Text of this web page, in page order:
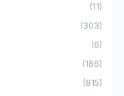
(11)
(303)
(6)
(186)
(815)